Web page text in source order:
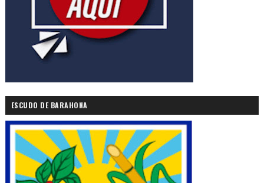
ESCUDO DE BARAHONA